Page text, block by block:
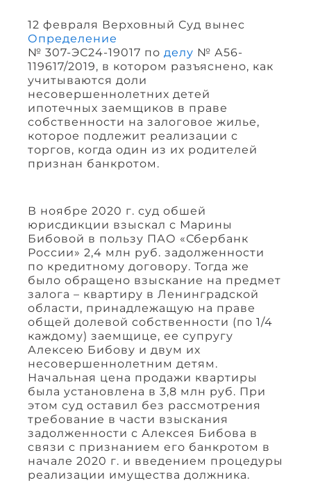
12 февраля Верховный Суд вынес
Определение
№ 307-ЭС24-19017 по делу № А56-
119617/2019, в котором разъяснено, как
учитываются доли
несовершеннолетних детей
ипотечных заемщиков в праве
собственности на залоговое жилье,
которое подлежит реализации с
торгов, когда один из их родителей
признан банкротом.
В ноябре 2020 г. суд обшей
юрисдикции взыскал с Марины
Бибовой в пользу ПАО «Сбербанк
России» 2,4 млн руб. задолженности
по кредитному договору. Тогда же
было обращено взыскание на предмет
залога – квартиру в Ленинградской
области, принадлежащую на праве
общей долевой собственности (по 1/4
каждому) заемщице, ее супругу
Алексею Бибову и двум их
несовершеннолетним детям.
Начальная цена продажи квартиры
была установлена в 3,8 млн руб. При
этом суд оставил без рассмотрения
требование в части взыскания
задолженности с Алексея Бибова в
связи с признанием его банкротом в
начале 2020 г. и введением процедуры
реализации имущества должника.